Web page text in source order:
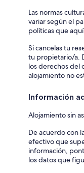
Las normas
variar según el
políticas que
Si cancelas tu
tu propietario/a.
los derechos del
alojamiento no
Información
Alojamiento sin
De acuerdo con
efectivo que
información,
los datos que